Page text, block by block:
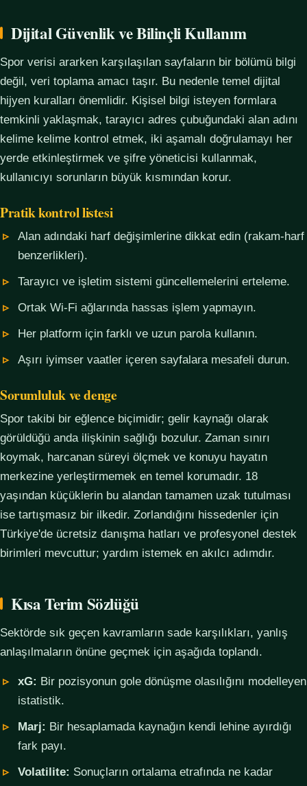
Dijital Güvenlik ve Bilinçli Kullanım
Spor verisi ararken karşılaşılan sayfaların bir bölümü bilgi
değil, veri toplama amacı taşır. Bu nedenle temel dijital
hijyen kuralları önemlidir. Kişisel bilgi isteyen formlara
temkinli yaklaşmak, tarayıcı adres çubuğundaki alan adını
kelime kelime kontrol etmek, iki aşamalı doğrulamayı her
yerde etkinleştirmek ve şifre yöneticisi kullanmak,
kullanıcıyı sorunların büyük kısmından korur.
Pratik kontrol listesi
Alan adındaki harf değişimlerine dikkat edin (rakam-harf
benzerlikleri).
Tarayıcı ve işletim sistemi güncellemelerini erteleme.
Ortak Wi-Fi ağlarında hassas işlem yapmayın.
Her platform için farklı ve uzun parola kullanın.
Aşırı iyimser vaatler içeren sayfalara mesafeli durun.
Sorumluluk ve denge
Spor takibi bir eğlence biçimidir; gelir kaynağı olarak
görüldüğü anda ilişkinin sağlığı bozulur. Zaman sınırı
koymak, harcanan süreyi ölçmek ve konuyu hayatın
merkezine yerleştirmemek en temel korumadır. 18
yaşından küçüklerin bu alandan tamamen uzak tutulması
ise tartışmasız bir ilkedir. Zorlandığını hissedenler için
Türkiye'de ücretsiz danışma hatları ve profesyonel destek
birimleri mevcuttur; yardım istemek en akılcı adımdır.
Kısa Terim Sözlüğü
Sektörde sık geçen kavramların sade karşılıkları, yanlış
anlaşılmaların önüne geçmek için aşağıda toplandı.
xG: Bir pozisyonun gole dönüşme olasılığını modelleyen
istatistik.
Marj: Bir hesaplamada kaynağın kendi lehine ayırdığı
fark payı.
Volatilite: Sonuçların ortalama etrafında ne kadar